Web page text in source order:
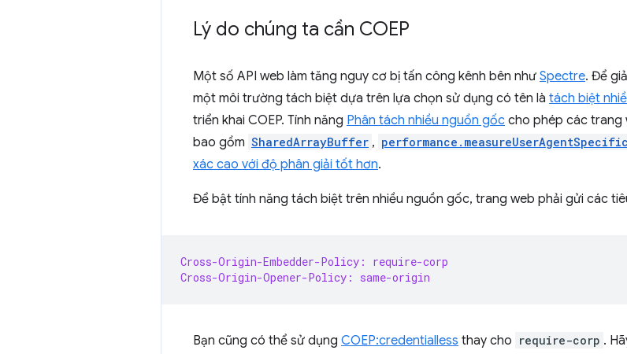
Lý do chúng ta cần COEP
Một số API web làm tăng nguy cơ bị tấn công kênh bên như Spectre. Để
một môi trường tách biệt dựa trên lựa chọn sử dụng có tên là tách biệt
triển khai COEP. Tính năng Phân tách nhiều nguồn gốc cho phép các trang
bao gồm SharedArrayBuffer ,
xác cao với độ phân giải tốt hơn.
Để bật tính năng tách biệt trên nhiều nguồn gốc, trang web phải gửi các
Cross-Origin-Embedder-Policy: require-corp
Cross-Origin-Opener-Policy: same-origin
Bạn cũng có thể sử dụng COEP:credentialless thay cho require-corp .